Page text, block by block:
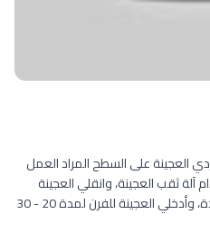
العجينة على السطح المراد العمل
آلة ثقب العجينة، وانقلي العجينة
لصينية الفرن المبطنة بورق الزبدة، وأدخلي العجينة للفرن لمدة 20 - 30